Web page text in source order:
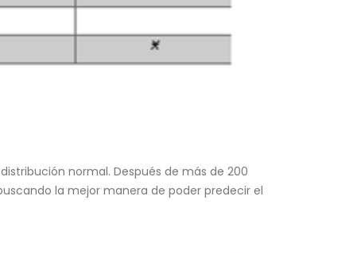
normal. Después de más de 200
la mejor manera de poder predecir el